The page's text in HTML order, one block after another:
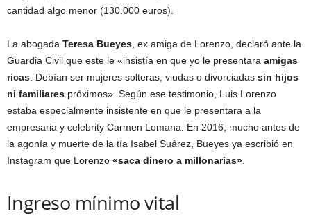
cantidad algo menor (130.000 euros).
La abogada Teresa Bueyes , ex amiga de Lorenzo, declaró ante la
Guardia Civil que este le «insistía en que yo le presentara amigas
ricas . Debían ser mujeres solteras, viudas o divorciadas sin hijos
ni familiares próximos». Según ese testimonio, Luis Lorenzo
estaba especialmente insistente en que le presentara a la
empresaria y celebrity Carmen Lomana. En 2016, mucho antes de
la agonía y muerte de la tía Isabel Suárez, Bueyes ya escribió en
Instagram que Lorenzo «saca dinero a millonarias»
Ingreso mínimo vital